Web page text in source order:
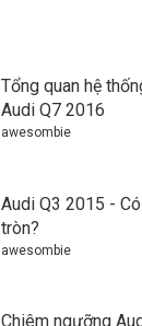
Tổng quan hệ
Audi Q7 2016
awesombie
Audi Q3 2015 -
tròn?
awesombie
Chiêm ngưỡng